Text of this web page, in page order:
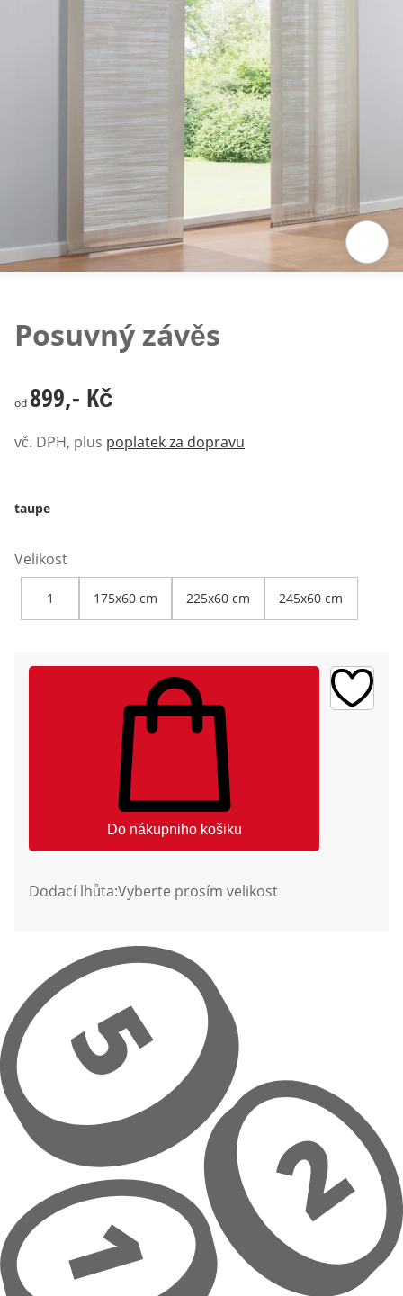
Posuvný závěs
899,- Kč
od 899,- Kč
vč. DPH, plus poplatek za dopravu
taupe
Velikost
1 175x60 cm 225x60 cm 245x60 cm
Do nákupniho košiku
Dodací lhůta:Vyberte prosím velikost